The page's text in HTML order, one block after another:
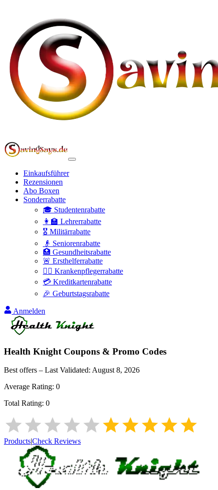
Einkaufsführer
Rezensionen
Abo Boxen
Sonderrabatte
🎓 Studentenrabatte
👩‍🏫 Lehrerrabatte
🎖️ Militärrabatte
👴 Seniorenrabatte
🏥 Gesundheitsrabatte
🚨 Ersthelferrabatte
👩‍⚕️ Krankenpflegerrabatte
💳 Kreditkartenrabatte
🎉 Geburtstagsrabatte
Anmelden
Health Knight Coupons & Promo Codes
Best offers – Last Validated: August 8, 2026
Average Rating: 0
Total Rating: 0
Products|Check Reviews